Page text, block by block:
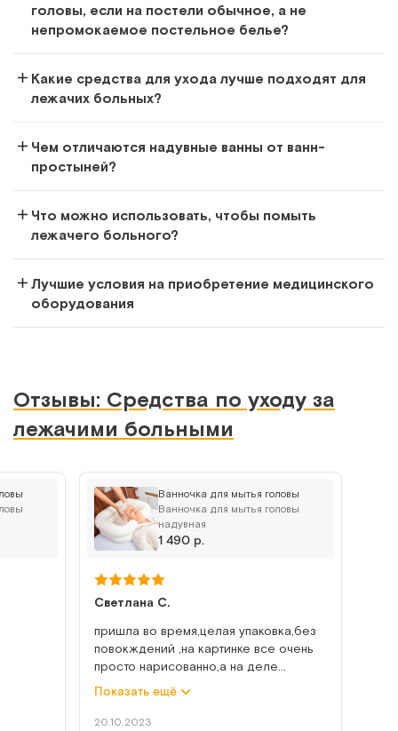
Сравнить
CA 204 MV (TS-01)
Надувная ванна для мытья человека на кровати
Под заказАрт.5538
Сообщить о поступлении
Сравнить
головы, если на постели обычное, а не
непромокаемое постельное белье?
Какие средства для ухода лучше подходят для
лежачих больных?
Чем отличаются надувные ванны от ванн-
простыней?
Что можно использовать, чтобы помыть
лежачего больного?
Лучшие условия на приобретение медицинского
оборудования
Отзывы: Средства по уходу за
лежачими больными
Ванночка для мытья головы
Ванночка для мытья головы
надувная
1 490 р.
Светлана С.
пришла во время,целая упаковка,без
повокждений ,на картинке все очень
просто нарисованно,а на деле
немножко не удобно показалось ,но
надо просто привыкнуть ,а так все
хорошо ,удобно
Показать ещё
20.10.2023